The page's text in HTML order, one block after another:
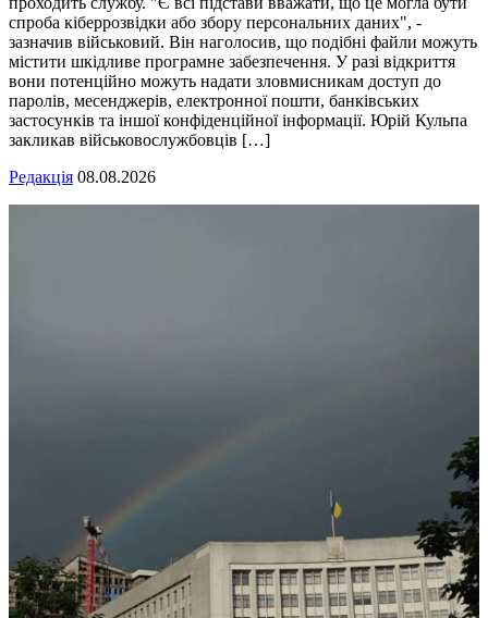
спроба кіберрозвідки або збору персональних даних", -
зазначив військовий. Він наголосив, що подібні файли можуть
містити шкідливе програмне забезпечення. У разі відкриття
вони потенційно можуть надати зловмисникам доступ до
паролів, месенджерів, електронної пошти, банківських
застосунків та іншої конфіденційної інформації. Юрій Кульпа
закликав військовослужбовців […]
Редакція 08.08.2026